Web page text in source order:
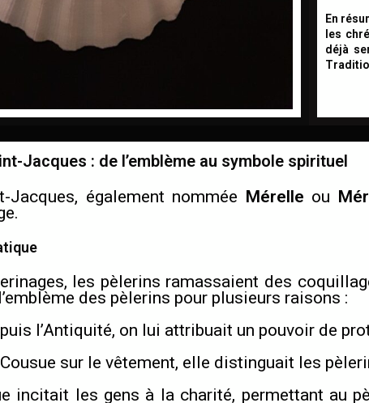
En
les
déjà
Jacques : de l’emblème au symbole spirituel
Jacques, également nommée Mérelle ou
les pèlerins ramassaient des
des pèlerins pour plusieurs raisons :
l’Antiquité, on lui attribuait un pouvoir de
Cousue sur le vêtement, elle distinguait les
incitait les gens à la charité, permettant au